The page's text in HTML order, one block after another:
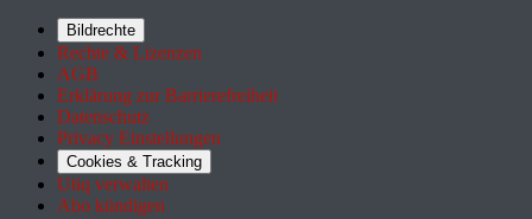
Bildrechte
Rechte & Lizenzen
AGB
Erklärung zur Barrierefreiheit
Datenschutz
Privacy Einstellungen
Cookies & Tracking
Utiq verwalten
Abo kündigen